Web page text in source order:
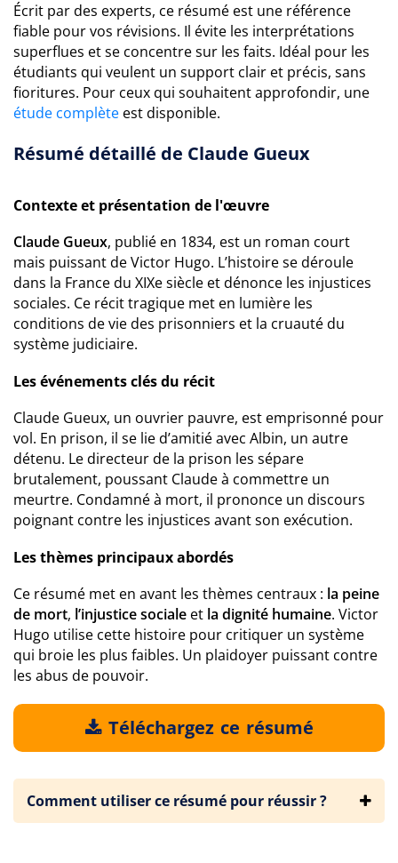
Écrit par des experts, ce résumé est une référence
fiable pour vos révisions. Il évite les interprétations
superflues et se concentre sur les faits. Idéal pour les
étudiants qui veulent un support clair et précis, sans
fioritures. Pour ceux qui souhaitent approfondir, une
étude complète est disponible.
Résumé détaillé de Claude Gueux
Contexte et présentation de l'œuvre
Claude Gueux, publié en 1834, est un roman court
mais puissant de Victor Hugo. L’histoire se déroule
dans la France du XIXe siècle et dénonce les injustices
sociales. Ce récit tragique met en lumière les
conditions de vie des prisonniers et la cruauté du
système judiciaire.
Les événements clés du récit
Claude Gueux, un ouvrier pauvre, est emprisonné pour
vol. En prison, il se lie d’amitié avec Albin, un autre
détenu. Le directeur de la prison les sépare
brutalement, poussant Claude à commettre un
meurtre. Condamné à mort, il prononce un discours
poignant contre les injustices avant son exécution.
Les thèmes principaux abordés
Ce résumé met en avant les thèmes centraux : la peine
de mort, l’injustice sociale et la dignité humaine. Victor
Hugo utilise cette histoire pour critiquer un système
qui broie les plus faibles. Un plaidoyer puissant contre
les abus de pouvoir.
Téléchargez ce résumé
Comment utiliser ce résumé pour réussir ?